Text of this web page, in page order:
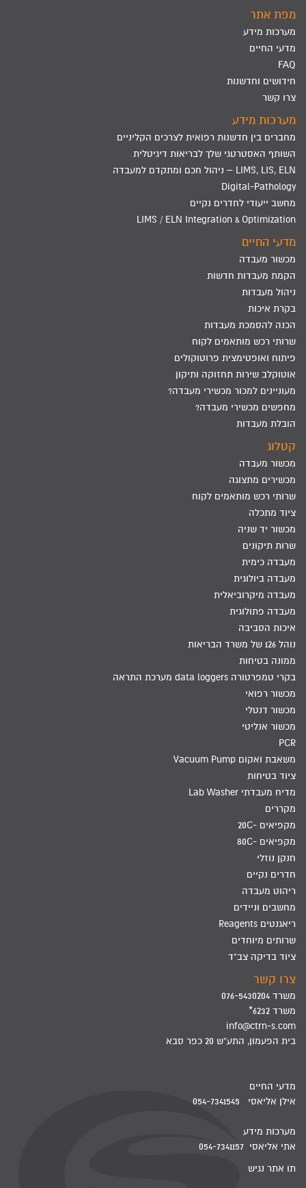
מפת אתר
מערכות מידע
מדעי החיים
FAQ
חידושים וחדשנות
צרו קשר
מערכות מידע
מחברים בין חדשנות רפואית לצרכים הקליניים
השותף האסטרטגי שלך לבריאות דיגיטלית
LIMS, LIS, ELN – ניהול חכם ומתקדם למעבדה
Digital-Pathology
מחשב ייעודי לחדרים נקיים
LIMS / ELN Integration & Optimization
מדעי החיים
מכשור מעבדה
הקמת מעבדות חדשות
ניהול מעבדות
בקרת איכות
הכנה להסמכת מעבדות
שרותי רכש מותאמים לקוח
פיתוח ואופטימצית פרוטוקולים
אוטוקלב שירות תחזוקה ותיקון
מעוניינים למכור מכשירי מעבדה?
מחפשים מכשירי מעבדה?
הובלת מעבדות
קטלוג
מכשור מעבדה
מכשירים מתצוגה
שרותי רכש מותאמים לקוח
ציוד מתכלה
מכשור יד שניה
שרות תיקונים
מעבדה כימית
מעבדה ביולוגית
מעבדה מיקרוביאלית
מעבדה פתולוגית
איכות הסביבה
נוהל 126 של משרד הבריאות
ממונה בטיחות
בקרי טמפרטורה data loggers מערכת התראה
מכשור רפואי
מכשור דנטלי
מכשור אנליטי
PCR
משאבת ואקום Vacuum Pump
ציוד בטיחות
מדיח מעבדתי Lab Washer
מקררים
מקפיאים -20C
מקפיאים -80C
חנקן נוזלי
חדרים נקיים
ריהוט מעבדה
מחשבים וניידים
ריאגנטים Reagents
שרותים מיוחדים
ציוד בדיקה צב"ד
צרו קשר
משרד 076-5430204
משרד 6232*
info@ctrn-s.com
בית הפעמון, התע"ש 20 כפר סבא
מדעי החיים
אילן אליאסי 054-7341545
מערכות מידע
אתי אליאסי 054-7341157
תו אתר נגיש